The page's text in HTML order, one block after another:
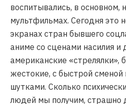
воспитывались, в основном,
мультфильмах. Сегодня это
экранах стран бывшего
аниме со сценами насилия и
американские «стрелялки»,
жестокие, с быстрой сменой
шутками. Сколько
людей мы получим, страшно